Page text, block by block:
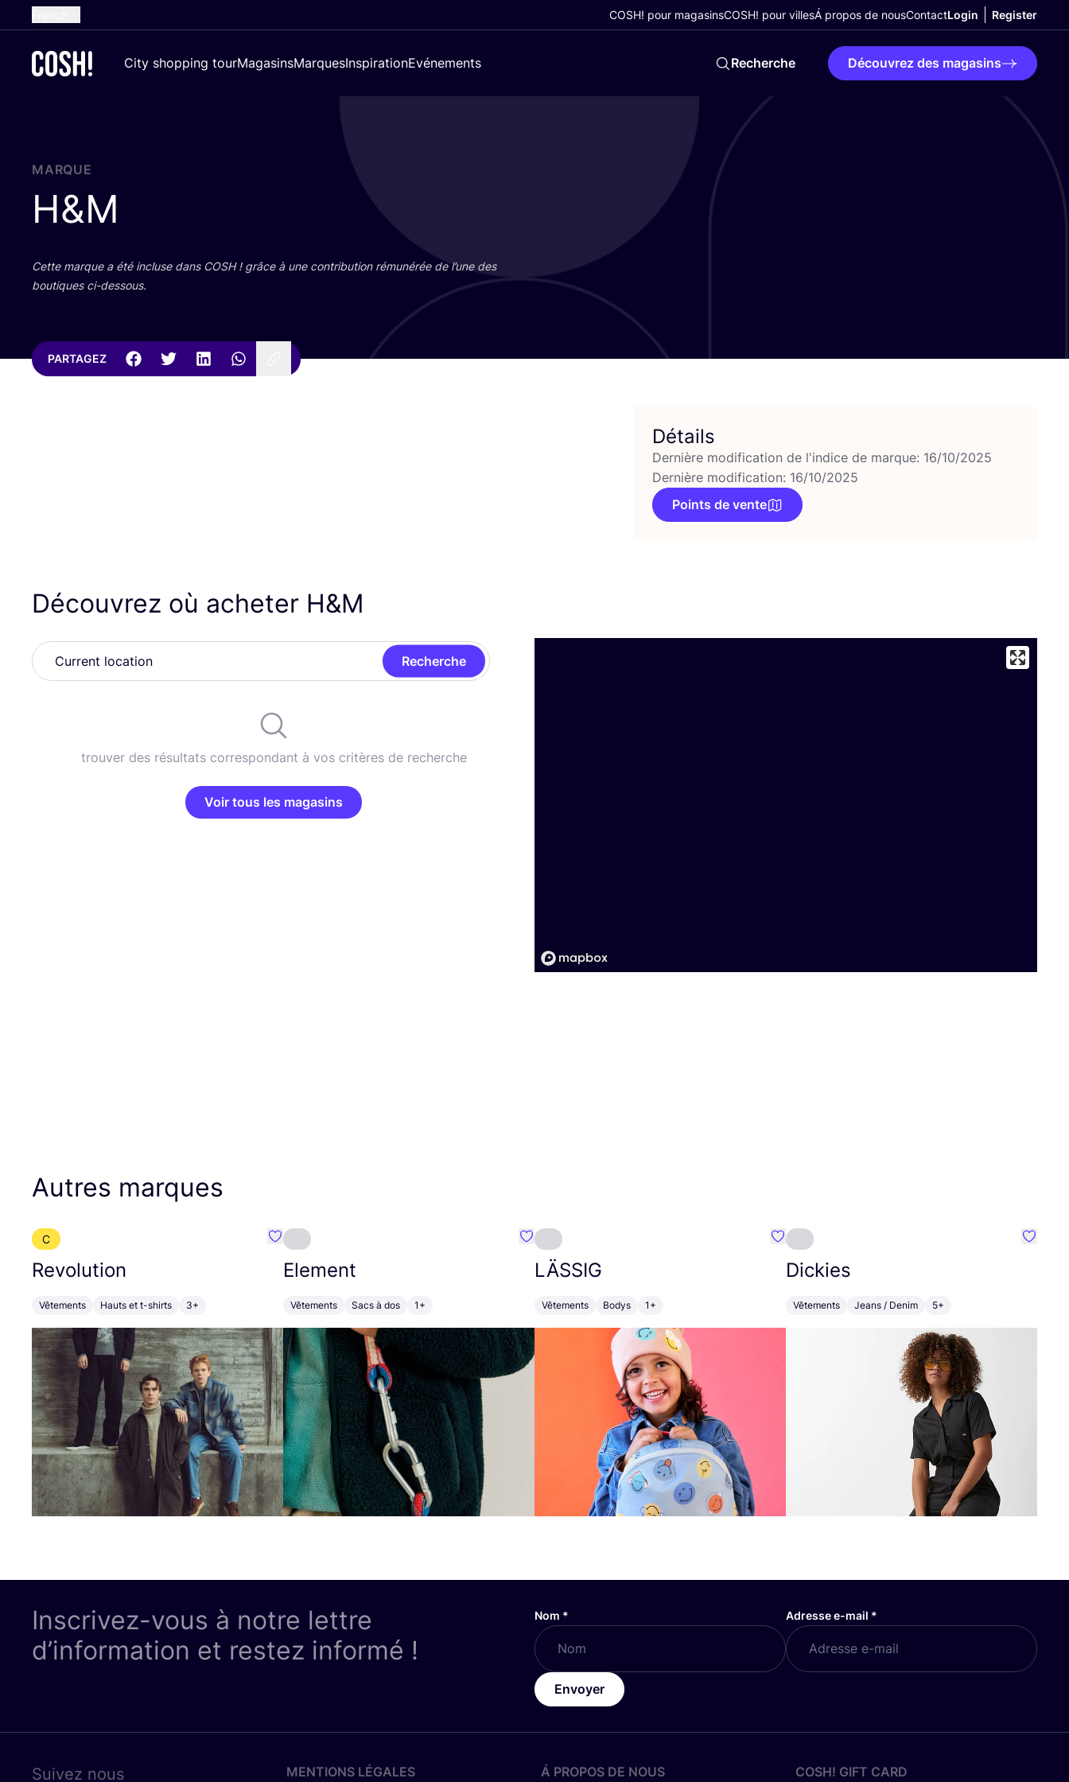
Dutch
Croatian
COSH! pour magasinsCOSH! pour villesÁ propos de nousContactLogin Register
City shopping tourMagasinsMarquesInspirationEvénements Recherche Découvrez des magasins
MARQUE
H&M
Cette marque a été incluse dans COSH! grâce à une contri­bu­tion rému­né­rée de l’une des
bou­tiques ci-dessous.
PARTAGEZ
Détails
Dernière modification de l'indice de marque: 16/10/2025
Dernière modification: 16/10/2025
Points de vente
Découvrez où acheter H&M
Recherche
trouver des résultats correspondant à vos critères de recherche
Voir tous les magasins
Autres marques
C
Revolution
Vêtements Hauts et t-shirts 3+
Préféré {nom}
Element
Vêtements Sacs à dos 1+
Préféré {nom}
LÄSSIG
Vêtements Bodys 1+
Préféré {nom}
Dickies
Vêtements Jeans / Denim 5+
Inscrivez-vous à notre lettre
d’information et restez informé !
Nom * Adresse e-mail *
Envoyer
Suivez nous MENTIONS LÉGALES Á PROPOS DE NOUS COSH! GIFT CARD